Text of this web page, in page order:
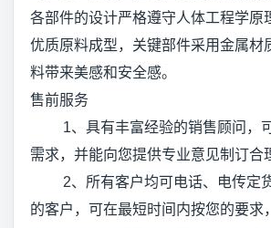
各部件的设计严格遵守人体工程学原
优质原料成型，关键部件采用金属材
料带来美感和安全感。
售前服务
1、具有丰富经验的销售顾问，
需求，并能向您提供专业意见制订合
2、所有客户均可电话、电传定
的客户，可在最短时间内按您的要求